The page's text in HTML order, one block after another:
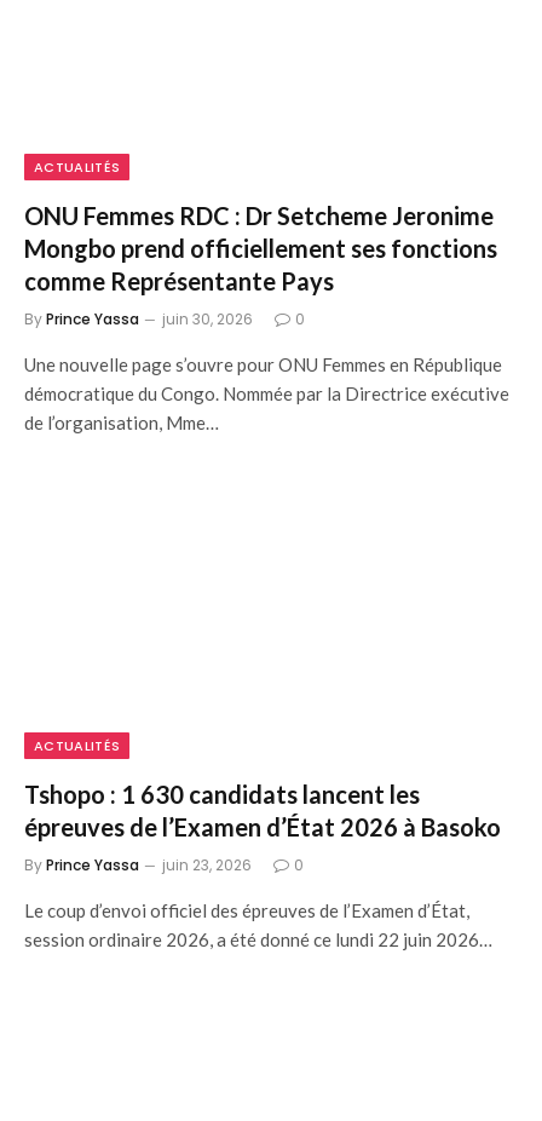
ACTUALITÉS
ONU Femmes RDC : Dr Setcheme Jeronime
Mongbo prend officiellement ses fonctions
comme Représentante Pays
ByPrince Yassa juin 30, 2026 0
Une nouvelle page s’ouvre pour ONU Femmes en République
démocratique du Congo. Nommée par la Directrice exécutive
de l’organisation, Mme…
ACTUALITÉS
Tshopo : 1 630 candidats lancent les
épreuves de l’Examen d’État 2026 à Basoko
ByPrince Yassa juin 23, 2026 0
Le coup d’envoi officiel des épreuves de l’Examen d’État,
session ordinaire 2026, a été donné ce lundi 22 juin 2026…